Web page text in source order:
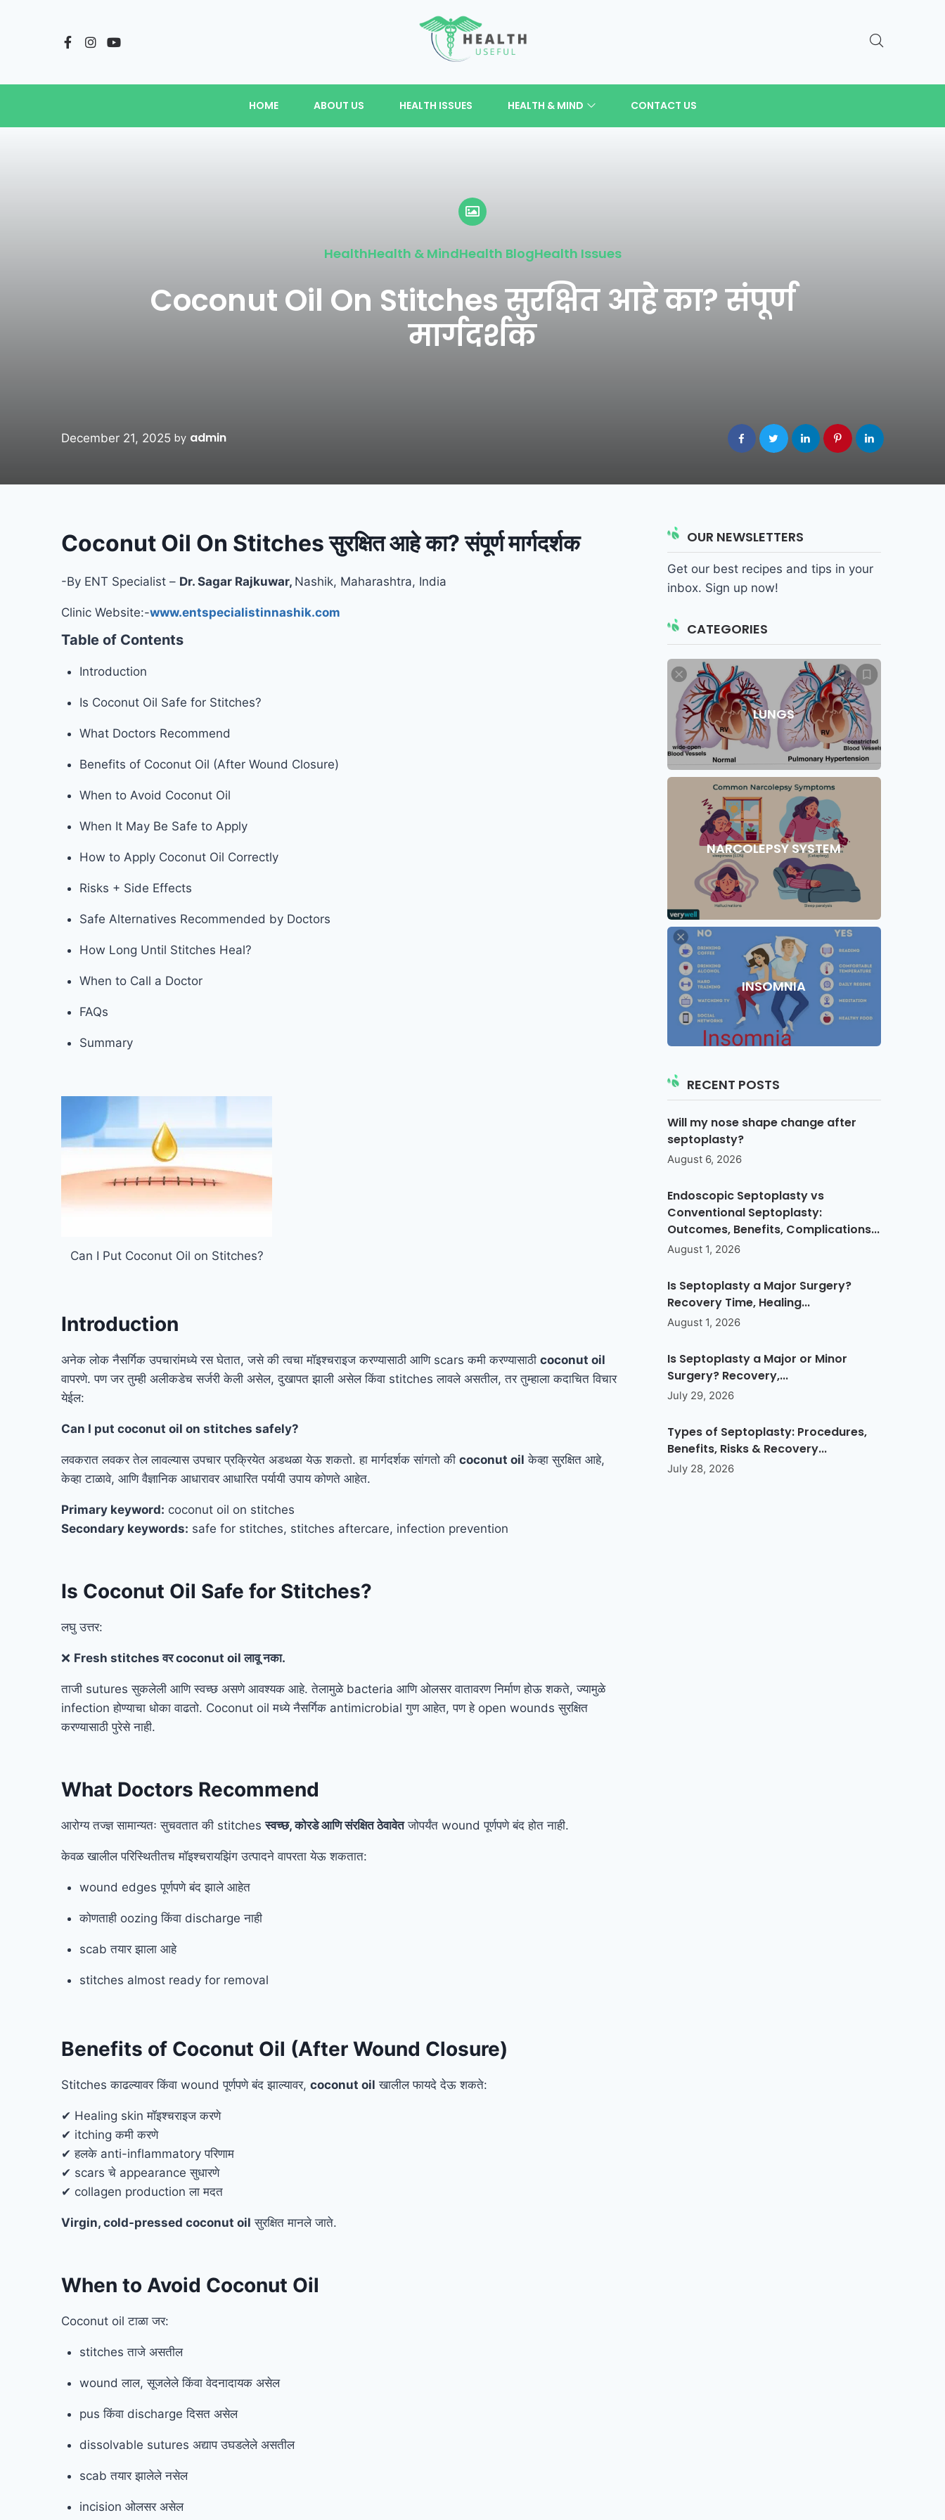
HOME ABOUT US HEALTH ISSUES HEALTH & MIND CONTACT US
HealthHealth & MindHealth BlogHealth Issues
Coconut Oil On Stitches सुरक्षित आहे का? संपूर्ण
मार्गदर्शक
December 21, 2025 by admin
Coconut Oil On Stitches सुरक्षित आहे का? संपूर्ण मार्गदर्शक
-By ENT Specialist – Dr. Sagar Rajkuwar, Nashik, Maharashtra, India
Clinic Website:-www.entspecialistinnashik.com
Table of Contents
Introduction
Is Coconut Oil Safe for Stitches?
What Doctors Recommend
Benefits of Coconut Oil (After Wound Closure)
When to Avoid Coconut Oil
When It May Be Safe to Apply
How to Apply Coconut Oil Correctly
Risks + Side Effects
Safe Alternatives Recommended by Doctors
How Long Until Stitches Heal?
When to Call a Doctor
FAQs
Summary
Can I Put Coconut Oil on Stitches?
Introduction
अनेक लोक नैसर्गिक उपचारांमध्ये रस घेतात, जसे की त्वचा मॉइश्चराइज करण्यासाठी आणि scars कमी करण्यासाठी coconut oil
वापरणे. पण जर तुम्ही अलीकडेच सर्जरी केली असेल, दुखापत झाली असेल किंवा stitches लावले असतील, तर तुम्हाला कदाचित विचार
येईल:
Can I put coconut oil on stitches safely?
लवकरात लवकर तेल लावल्यास उपचार प्रक्रियेत अडथळा येऊ शकतो. हा मार्गदर्शक सांगतो की coconut oil केव्हा सुरक्षित आहे,
केव्हा टाळावे, आणि वैज्ञानिक आधारावर आधारित पर्यायी उपाय कोणते आहेत.
Primary keyword: coconut oil on stitches
Secondary keywords: safe for stitches, stitches aftercare, infection prevention
Is Coconut Oil Safe for Stitches?
लघु उत्तर:
❌ Fresh stitches वर coconut oil लावू नका.
ताजी sutures सुकलेली आणि स्वच्छ असणे आवश्यक आहे. तेलामुळे bacteria आणि ओलसर वातावरण निर्माण होऊ शकते, ज्यामुळे
infection होण्याचा धोका वाढतो. Coconut oil मध्ये नैसर्गिक antimicrobial गुण आहेत, पण हे open wounds सुरक्षित
करण्यासाठी पुरेसे नाही.
What Doctors Recommend
आरोग्य तज्ज्ञ सामान्यतः सुचवतात की stitchesस्वच्छ, कोरडे आणि संरक्षित ठेवावेतजोपर्यंत wound पूर्णपणे बंद होत नाही.
केवळ खालील परिस्थितीतच मॉइश्चरायझिंग उत्पादने वापरता येऊ शकतात:
wound edges पूर्णपणे बंद झाले आहेत
कोणताही oozing किंवा discharge नाही
scab तयार झाला आहे
stitches almost ready for removal
Benefits of Coconut Oil (After Wound Closure)
Stitches काढल्यावर किंवा wound पूर्णपणे बंद झाल्यावर, coconut oil खालील फायदे देऊ शकते:
✔ Healing skin मॉइश्चराइज करणे
✔ itching कमी करणे
✔ हलके anti-inflammatory परिणाम
✔ scars चे appearance सुधारणे
✔ collagen production ला मदत
Virgin, cold-pressed coconut oil सुरक्षित मानले जाते.
When to Avoid Coconut Oil
Coconut oil टाळा जर:
stitches ताजे असतील
wound लाल, सूजलेले किंवा वेदनादायक असेल
pus किंवा discharge दिसत असेल
dissolvable sutures अद्याप उघडलेले असतील
scab तयार झालेले नसेल
incision ओलसर असेल
OUR NEWSLETTERS
Get our best recipes and tips in your
inbox. Sign up now!
CATEGORIES
LUNGS
NARCOLEPSY SYSTEM
INSOMNIA
RECENT POSTS
Will my nose shape change after
septoplasty?
August 6, 2026
Endoscopic Septoplasty vs
Conventional Septoplasty:
Outcomes, Benefits, Complications...
August 1, 2026
Is Septoplasty a Major Surgery?
Recovery Time, Healing...
August 1, 2026
Is Septoplasty a Major or Minor
Surgery? Recovery,...
July 29, 2026
Types of Septoplasty: Procedures,
Benefits, Risks & Recovery...
July 28, 2026